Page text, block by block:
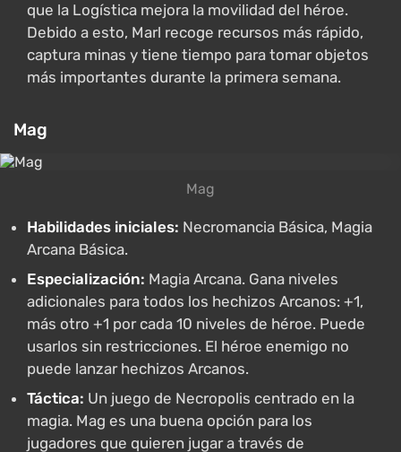
que la Logística mejora la movilidad del héroe.
Debido a esto, Marl recoge recursos más rápido,
captura minas y tiene tiempo para tomar objetos
más importantes durante la primera semana.
Mag
Mag
Habilidades iniciales: Necromancia Básica, Magia
Arcana Básica.
Especialización: Magia Arcana. Gana niveles
adicionales para todos los hechizos Arcanos: +1,
más otro +1 por cada 10 niveles de héroe. Puede
usarlos sin restricciones. El héroe enemigo no
puede lanzar hechizos Arcanos.
Táctica: Un juego de Necropolis centrado en la
magia. Mag es una buena opción para los
jugadores que quieren jugar a través de